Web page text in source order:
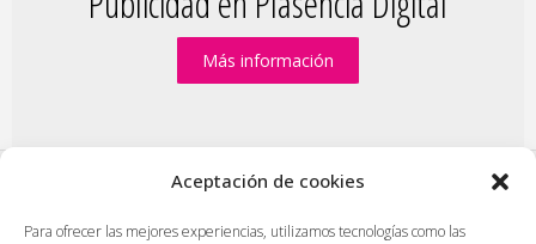
Aceptación de cookies
Para ofrecer las mejores experiencias, utilizamos tecnologías como las
Más información
PlasenciaDigital.com | Formulario de contacto